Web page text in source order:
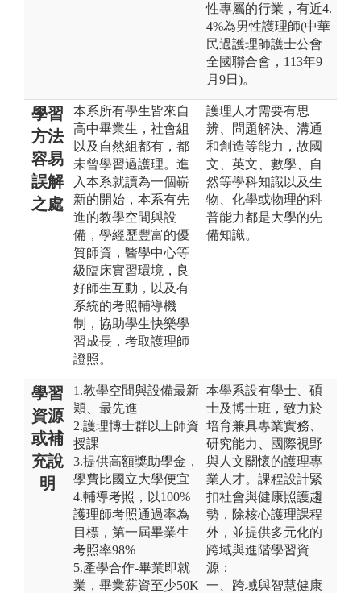
性專屬的行業，有近4.
4%為男性護理師(中華
民過護理師護士公會
全國聯合會，113年9
月9日)。
學習
方法
容易
誤解
之處
本系所有學生皆來自
高中畢業生，社會組
以及自然組都有，都
未曾學習過護理。進
入本系就讀為一個嶄
新的開始，本系有先
進的教學空間與設
備，學經歷豐富的優
質師資，醫學中心等
級臨床實習環境，良
好師生互動，以及有
系統的考照輔導機
制，協助學生快樂學
習成長，考取護理師
證照。
護理人才需要有思
辨、問題解決、溝通
和創造等能力，故國
文、英文、數學、自
然等學科知識以及生
物、化學或物理的科
普能力都是大學的先
備知識。
學習
資源
或補
充說
明
1.教學空間與設備最新
穎、最先進
2.護理博士群以上師資
授課
3.提供高額獎助學金，
學費比國立大學便宜
4.輔導考照，以100%
護理師考照通過率為
目標，第一屆畢業生
考照率98%
5.產學合作-畢業即就
業，畢業薪資至少50K
本學系設有學士、碩
士及博士班，致力於
培育兼具專業實務、
研究能力、國際視野
與人文關懷的護理專
業人才。課程設計緊
扣社會與健康照護趨
勢，除核心護理課程
外，並提供多元化的
跨域與進階學習資
源：
一、跨域與智慧健康